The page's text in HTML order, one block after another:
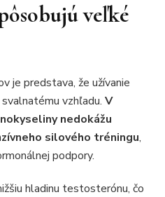
veľké
je predstava, že užívanie
vzhľadu. V
nedokážu
silového tréningu,
podpory.
hladinu testosterónu, čo